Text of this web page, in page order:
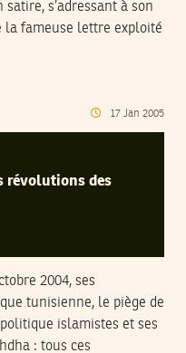
s’adressant à son
la fameuse lettre exploité
17 Jan 2005
révolutions des
2004, ses
tunisienne, le piège de
islamistes et ses
: tous ces